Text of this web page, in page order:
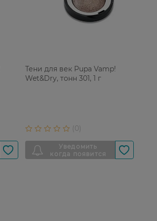
Тени для век Pupa Vamp!
Wet&Dry, тонн 301, 1 г